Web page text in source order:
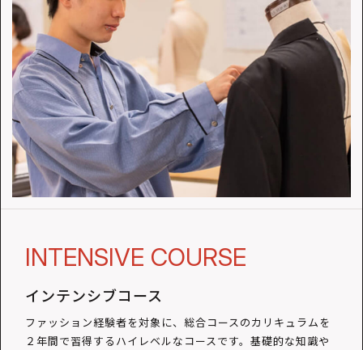
INTENSIVE COURSE
インテンシブコース
ファッション経験者を対象に、総合コースのカリキュラムを
２年間で習得するハイレベルなコースです。基礎的な知識や